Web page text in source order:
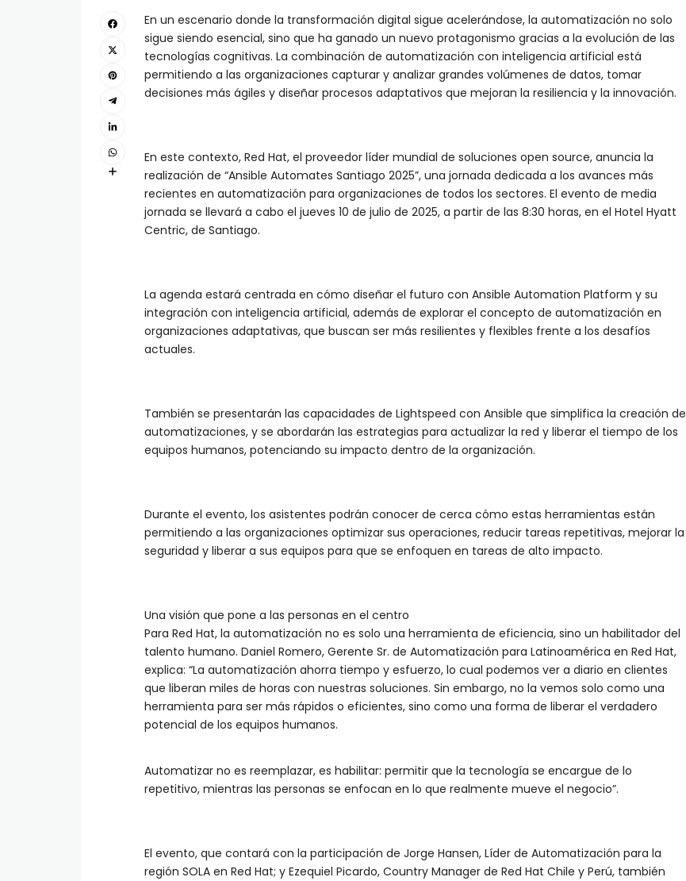
En un escenario donde la transformación digital sigue acelerándose, la automatización no solo
sigue siendo esencial, sino que ha ganado un nuevo protagonismo gracias a la evolución de las
tecnologías cognitivas. La combinación de automatización con inteligencia artificial está
permitiendo a las organizaciones capturar y analizar grandes volúmenes de datos, tomar
decisiones más ágiles y diseñar procesos adaptativos que mejoran la resiliencia y la innovación.
En este contexto, Red Hat, el proveedor líder mundial de soluciones open source, anuncia la
realización de “Ansible Automates Santiago 2025”, una jornada dedicada a los avances más
recientes en automatización para organizaciones de todos los sectores. El evento de media
jornada se llevará a cabo el jueves 10 de julio de 2025, a partir de las 8:30 horas, en el Hotel Hyatt
Centric, de Santiago.
La agenda estará centrada en cómo diseñar el futuro con Ansible Automation Platform y su
integración con inteligencia artificial, además de explorar el concepto de automatización en
organizaciones adaptativas, que buscan ser más resilientes y flexibles frente a los desafíos
actuales.
También se presentarán las capacidades de Lightspeed con Ansible que simplifica la creación de
automatizaciones, y se abordarán las estrategias para actualizar la red y liberar el tiempo de los
equipos humanos, potenciando su impacto dentro de la organización.
Durante el evento, los asistentes podrán conocer de cerca cómo estas herramientas están
permitiendo a las organizaciones optimizar sus operaciones, reducir tareas repetitivas, mejorar la
seguridad y liberar a sus equipos para que se enfoquen en tareas de alto impacto.
Una visión que pone a las personas en el centro
Para Red Hat, la automatización no es solo una herramienta de eficiencia, sino un habilitador del
talento humano. Daniel Romero, Gerente Sr. de Automatización para Latinoamérica en Red Hat,
explica: “La automatización ahorra tiempo y esfuerzo, lo cual podemos ver a diario en clientes
que liberan miles de horas con nuestras soluciones. Sin embargo, no la vemos solo como una
herramienta para ser más rápidos o eficientes, sino como una forma de liberar el verdadero
potencial de los equipos humanos.
Automatizar no es reemplazar, es habilitar: permitir que la tecnología se encargue de lo
repetitivo, mientras las personas se enfocan en lo que realmente mueve el negocio”.
El evento, que contará con la participación de Jorge Hansen, Líder de Automatización para la
región SOLA en Red Hat; y Ezequiel Picardo, Country Manager de Red Hat Chile y Perú, también